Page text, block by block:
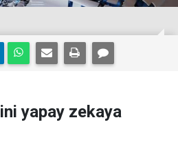
yapay zekaya